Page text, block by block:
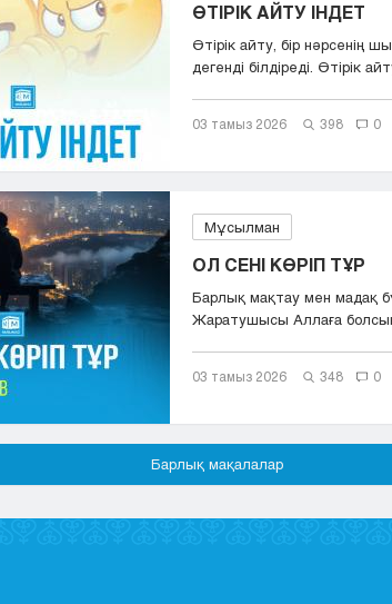
ӨТІРІК АЙТУ ІНДЕТ
Өтірік айту, бір нәрсенің
дегенді білдіреді. Өтірік
03 тамыз 2026 398 0
Мұсылман
ОЛ СЕНІ КӨРІП ТҰР
Барлық мақтау мен мадақ
Жаратушысы Аллаға
03 тамыз 2026 348 0
Барлық мақалалар